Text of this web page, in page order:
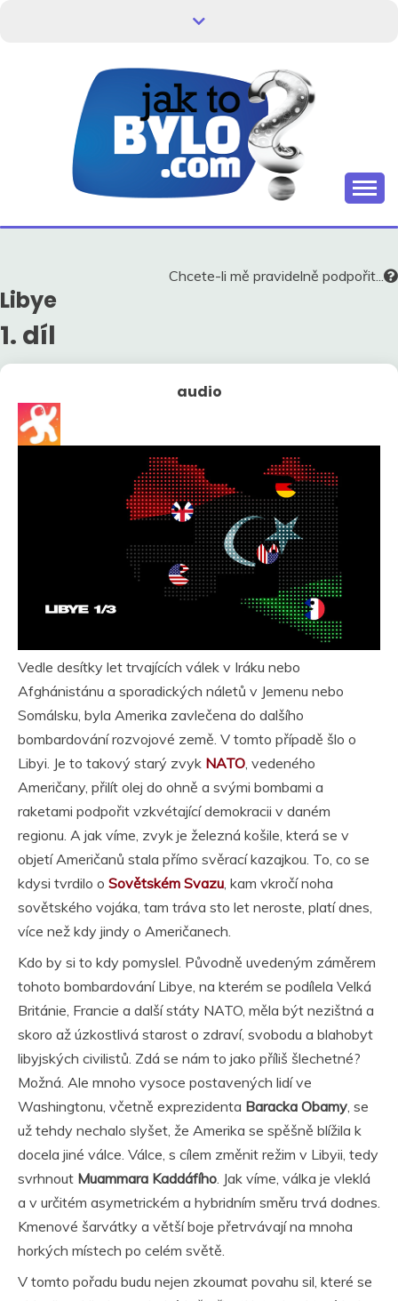
HISTORIE V
SOUVISLOSTECH
Chcete-li mě pravidelně podpořit...
Libye
1. díl
audio
Vedle desítky let trvajících válek v Iráku nebo
Afghánistánu a sporadických náletů v Jemenu nebo
Somálsku, byla Amerika zavlečena do dalšího
bombardování rozvojové země. V tomto případě šlo o
Libyi. Je to takový starý zvyk NATO , vedeného
Američany, přilít olej do ohně a svými bombami a
raketami podpořit vzkvétající demokracii v daném
regionu. A jak víme, zvyk je železná košile, která se v
objetí Američanů stala přímo svěrací kazajkou. To, co se
kdysi tvrdilo o Sovětském Svazu , kam vkročí noha
sovětského vojáka, tam tráva sto let neroste, platí dnes,
více než kdy jindy o Američanech.
Kdo by si to kdy pomyslel. Původně uvedeným záměrem
tohoto bombardování Libye, na kterém se podílela Velká
Británie, Francie a další státy NATO, měla být nezištná a
skoro až úzkostlivá starost o zdraví, svobodu a blahobyt
libyjských civilistů. Zdá se nám to jako příliš šlechetné?
Možná. Ale mnoho vysoce postavených lidí ve
Washingtonu, včetně exprezidenta Baracka Obamy , se
už tehdy nechalo slyšet, že Amerika se spěšně blížila k
docela jiné válce. Válce, s cílem změnit režim v Libyii, tedy
svrhnout Muammara Kaddáfího . Jak víme, válka je vleklá
a v určitém asymetrickém a hybridním směru trvá dodnes.
Kmenové šarvátky a větší boje přetrvávají na mnoha
horkých místech po celém světě.
V tomto pořadu budu nejen zkoumat povahu sil, které se